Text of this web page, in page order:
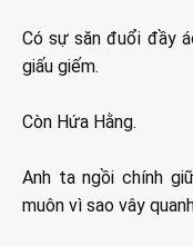
Có sự săn đuổi đầy
giấu giếm.
Còn Hứa Hằng.
Anh ta ngồi chính
muôn vì sao vây